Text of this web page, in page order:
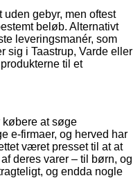
gebyr, men oftest
beløb. Alternativt
leveringsmanér, som
sig i Taastrup, Varde eller
til et
købere at søge
e-firmaer, og herved har
været presset til at at
deres varer – til børn, og
og endda nogle